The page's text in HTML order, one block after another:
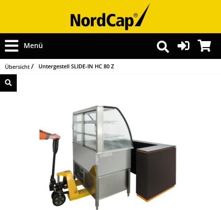
Menü
Übersicht Untergestell SLIDE-IN HC 80 Z